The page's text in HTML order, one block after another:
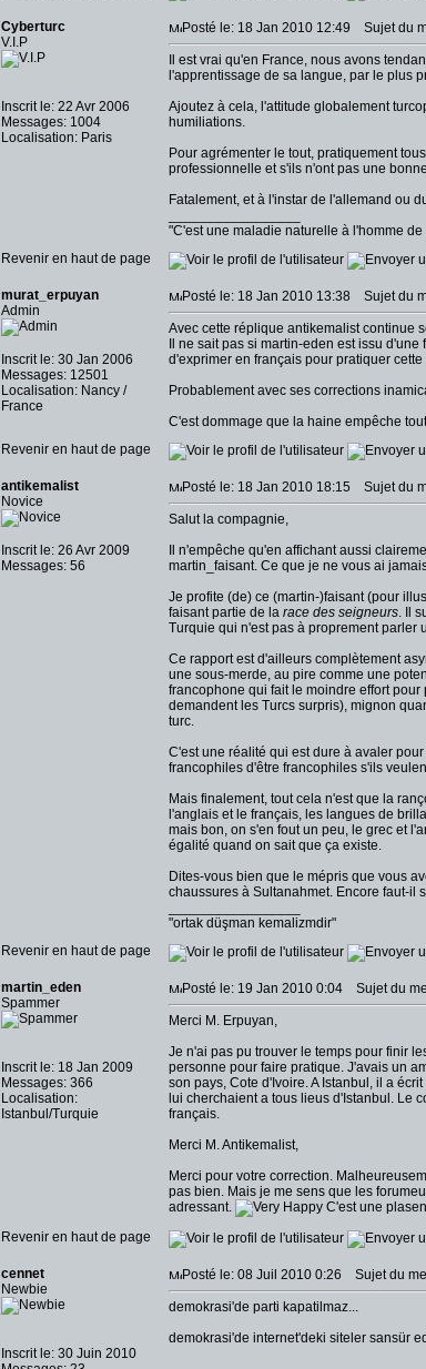
Cyberturc
V.I.P
Inscrit le: 22 Avr 2006
Messages: 1004
Localisation: Paris
Posté le: 18 Jan 2010 12:49 Sujet du
Il est vrai qu'en France, nous avons
l'apprentissage de sa langue, par le plus
Ajoutez à cela, l'attitude globalement
humiliations.
Pour agrémenter le tout, pratiquement
professionnelle et s'ils n'ont pas une
Fatalement, et à l'instar de l'allemand ou
"C'est une maladie naturelle à l'homme
Revenir en haut de page
murat_erpuyan
Admin
Inscrit le: 30 Jan 2006
Messages: 12501
Localisation: Nancy /
France
Posté le: 18 Jan 2010 13:38 Sujet du
Avec cette réplique antikemalist continue
Il ne sait pas si martin-eden est issu
d'exprimer en français pour pratiquer
Probablement avec ses corrections
C'est dommage que la haine empêche
Revenir en haut de page
antikemalist
Novice
Inscrit le: 26 Avr 2009
Messages: 56
Posté le: 18 Jan 2010 18:15 Sujet du
Salut la compagnie,
Il n'empêche qu'en affichant aussi
martin_faisant. Ce que je ne vous ai
Je profite (de) ce (martin-)faisant (pour
faisant partie de la race des seigneurs. Il
Turquie qui n'est pas à proprement parler
Ce rapport est d'ailleurs complètement
une sous-merde, au pire comme une
francophone qui fait le moindre effort pour
demandent les Turcs surpris), mignon
turc.
C'est une réalité qui est dure à avaler
francophiles d'être francophiles s'ils
Mais finalement, tout cela n'est que la
l'anglais et le français, les langues de
mais bon, on s'en fout un peu, le grec et
égalité quand on sait que ça existe.
Dites-vous bien que le mépris que vous
chaussures à Sultanahmet. Encore faut-il
"ortak düşman kemalizmdir"
Revenir en haut de page
martin_eden
Spammer
Inscrit le: 18 Jan 2009
Messages: 366
Localisation:
Istanbul/Turquie
Posté le: 19 Jan 2010 0:04 Sujet du
Merci M. Erpuyan,
Je n'ai pas pu trouver le temps pour finir
personne pour faire pratique. J'avais un
son pays, Cote d'Ivoire. A Istanbul, il a
lui cherchaient a tous lieus d'Istanbul. Le
français.
Merci M. Antikemalist,
Merci pour votre correction.
pas bien. Mais je me sens que les
adressant.
C'est une
Revenir en haut de page
cennet
Newbie
Inscrit le: 30 Juin 2010
Posté le: 08 Juil 2010 0:26 Sujet du
demokrasi'de parti kapatilmaz...
demokrasi'de internet'deki siteler sansür